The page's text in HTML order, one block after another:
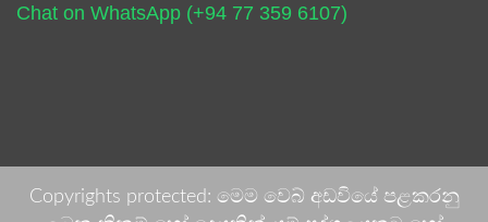
Chat on WhatsApp (+94 77 359 6107)
Copyrights protected: මෙම වෙබ් අඩවියේ පළකරනු